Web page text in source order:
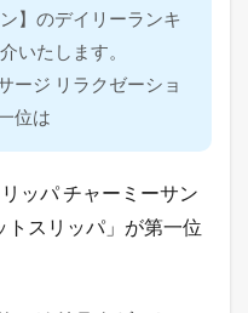
】のデイリーランキ
いたします。
ージ リラクゼーショ
位は
ッパ チャーミーサン
トスリッパ」が第一位